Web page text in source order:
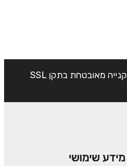
קנייה מאובטחת בתקן SSL
מידע שימושי